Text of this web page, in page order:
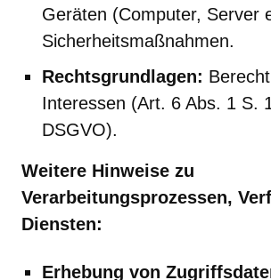
Geräten (Computer, Server
Sicherheitsmaßnahmen.
Rechtsgrundlagen:
Interessen (Art. 6 Abs. 1 S.
DSGVO).
Weitere Hinweise zu
Verarbeitungsprozessen,
Diensten:
Erhebung von